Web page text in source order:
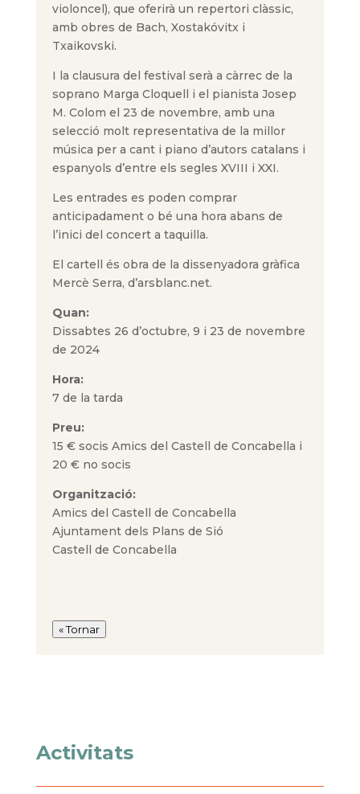
violoncel), que oferirà un repertori clàssic,
amb obres de Bach, Xostakóvitx i
Txaikovski.
I la clausura del festival serà a càrrec de la
soprano Marga Cloquell i el pianista Josep
M. Colom el 23 de novembre, amb una
selecció molt representativa de la millor
música per a cant i piano d’autors catalans i
espanyols d’entre els segles XVIII i XXI.
Les entrades es poden comprar
anticipadament o bé una hora abans de
l’inici del concert a taquilla.
El cartell és obra de la dissenyadora gràfica
Mercè Serra, d’arsblanc.net.
Quan:
Dissabtes 26 d’octubre, 9 i 23 de novembre
de 2024
Hora:
7 de la tarda
Preu:
15 € socis Amics del Castell de Concabella i
20 € no socis
Organització:
Amics del Castell de Concabella
Ajuntament dels Plans de Sió
Castell de Concabella
« Tornar
Activitats